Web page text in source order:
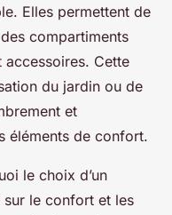
Elles permettent de
compartiments
Cette
du jardin ou de
et
éléments de confort.
le choix d’un
le confort et les